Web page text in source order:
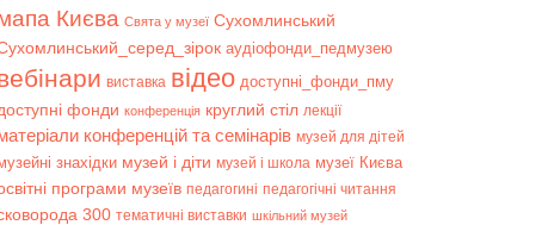
Києва Свята у музеї Сухомлинський
аудіофонди_педмузею
виставка відео доступні_фонди_пму
фонди конференція круглий стіл лекції
конференцій та семінарів музей для дітей
знахідки музей і діти музей і школа музеї Києва
програми музеїв педагогині педагогічні читання
300 тематичні виставки шкільний музей